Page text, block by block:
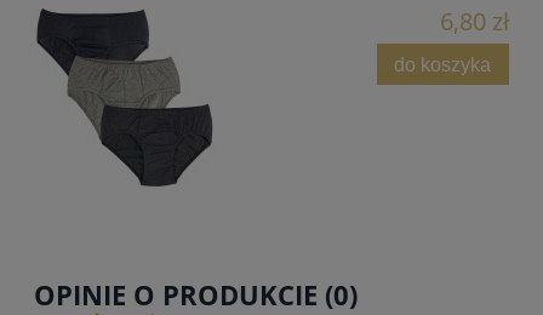
6,80 zł
do koszyka
OPINIE O PRODUKCIE (0)